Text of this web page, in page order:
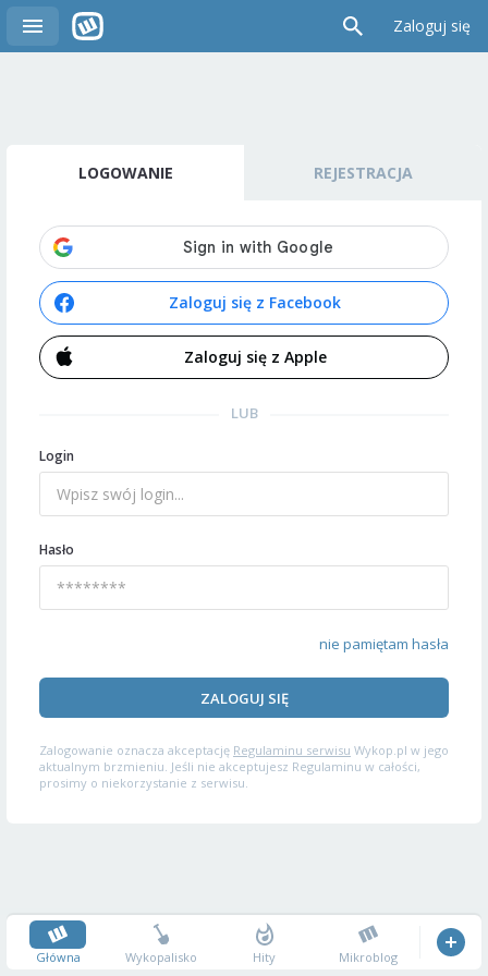
Zaloguj się
LOGOWANIE REJESTRACJA
Zaloguj się z Facebook
Zaloguj się z Apple
LUB
Login
Hasło
nie pamiętam hasła
ZALOGUJ SIĘ
Zalogowanie oznacza akceptację Regulaminu serwisu Wykop.pl w jego
aktualnym brzmieniu. Jeśli nie akceptujesz Regulaminu w całości,
prosimy o niekorzystanie z serwisu.
Główna Wykopalisko Hity Mikroblog